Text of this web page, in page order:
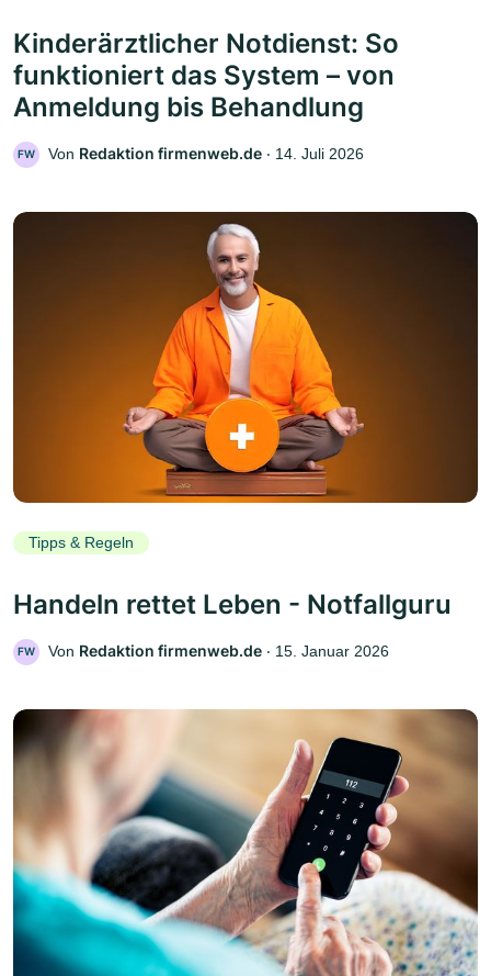
Kinderärztlicher Notdienst: So
funktioniert das System – von
Anmeldung bis Behandlung
FW Von Redaktion firmenweb.de ‧ 14. Juli 2026
Tipps & Regeln
Handeln rettet Leben - Notfallguru
FW Von Redaktion firmenweb.de ‧ 15. Januar 2026